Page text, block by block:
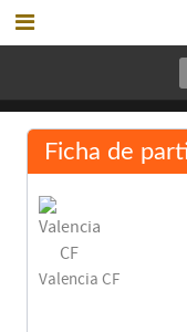
Ficha de
Valencia CF